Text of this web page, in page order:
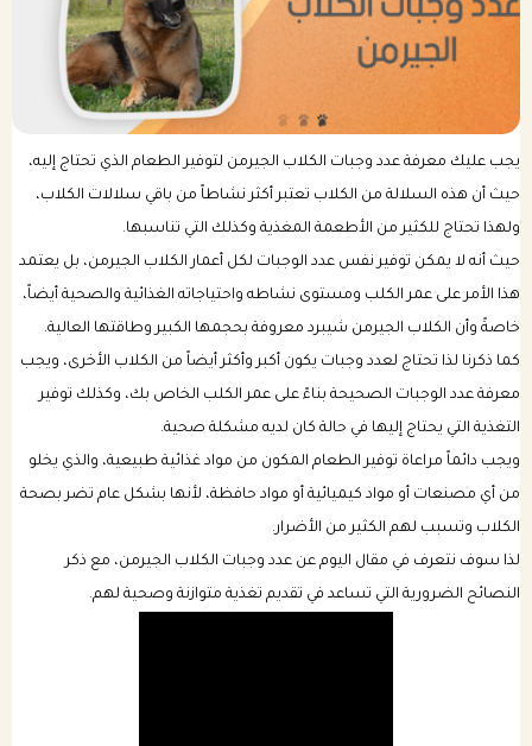
وجبات طبيعية نيء للكلاب
بكجات التوفير الشهرية للكلاب
باقات الرعاية الصحية للكلب
وجبات طبيعية مطبوخه للقطط
وجبات طبيعية نيء للقطط
بكجات التوفير الشهرية للقطط
باقات الرعاية الصحية للقطط
المرق والمكملات
يجب عليك معرفة عدد وجبات الكلاب الجيرمن لتوفير الطعام الذي تحتاج إليه،
حيث أن هذه السلالة من الكلاب تعتبر أكثر نشاطاً من باقي سلالات الكلاب،
ولهذا تحتاج للكثير من الأطعمة المغذية وكذلك التي تناسبها.
حيث أنه لا يمكن توفير نفس عدد الوجبات لكل أعمار الكلاب الجيرمن، بل يعتمد
هذا الأمر على عمر الكلب ومستوى نشاطه واحتياجاته الغذائية والصحية أيضاً،
خاصةً وأن الكلاب الجيرمن شيبرد معروفة بحجمها الكبير وطاقتها العالية.
كما ذكرنا لذا تحتاج لعدد وجبات يكون أكبر وأكثر أيضاً من الكلاب الأخرى، ويجب
معرفة عدد الوجبات الصحيحة بناءً على عمر الكلب الخاص بك، وكذلك توفير
التغذية التي يحتاج إليها في حالة كان لديه مشكلة صحية.
ويجب دائماً مراعاة توفير الطعام المكون من مواد غذائية طبيعية، والذي يخلو
من أي مصنعات أو مواد كيميائية أو مواد حافظة، لأنها بشكل عام تضر بصحة
الكلاب وتسبب لهم الكثير من الأضرار.
لذا سوف نتعرف في مقال اليوم عن عدد وجبات الكلاب الجيرمن، مع ذكر
النصائح الضرورية التي تساعد في تقديم تغذية متوازنة وصحية لهم.